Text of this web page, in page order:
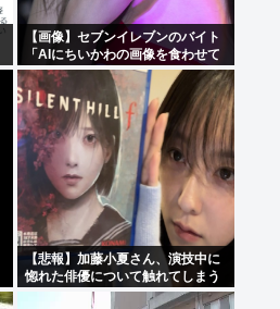
【画像】セブンイレブンのバイト
「AIにちいかわの画像を食わせて
っと…できた！」⇒！
【悲報】加藤小夏さん、演技中に
惚れた俳優について触れてしまう